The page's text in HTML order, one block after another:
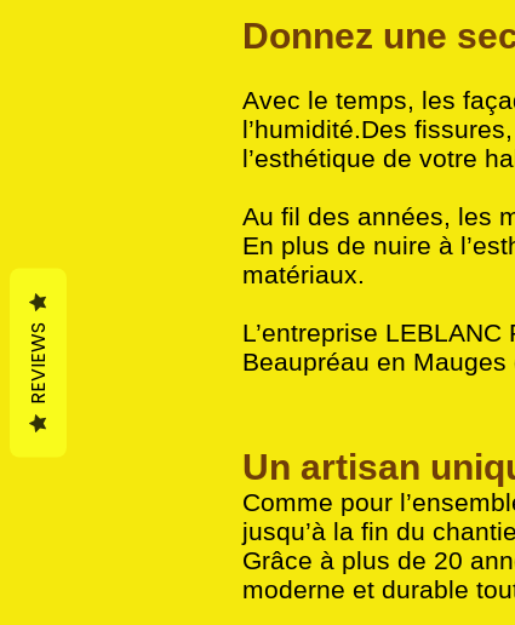
Donnez une
Avec le temps, les
l’humidité.Des
l’esthétique de votre
Au fil des années, les
En plus de nuire à
matériaux.
L’entreprise
Beaupréau en
Un artisan
Comme pour
jusqu’à la fin du
Grâce à plus de 20
moderne et durable
REVIEWS